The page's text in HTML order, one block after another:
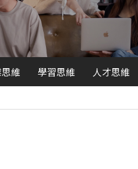
維 學習思維 人才思維